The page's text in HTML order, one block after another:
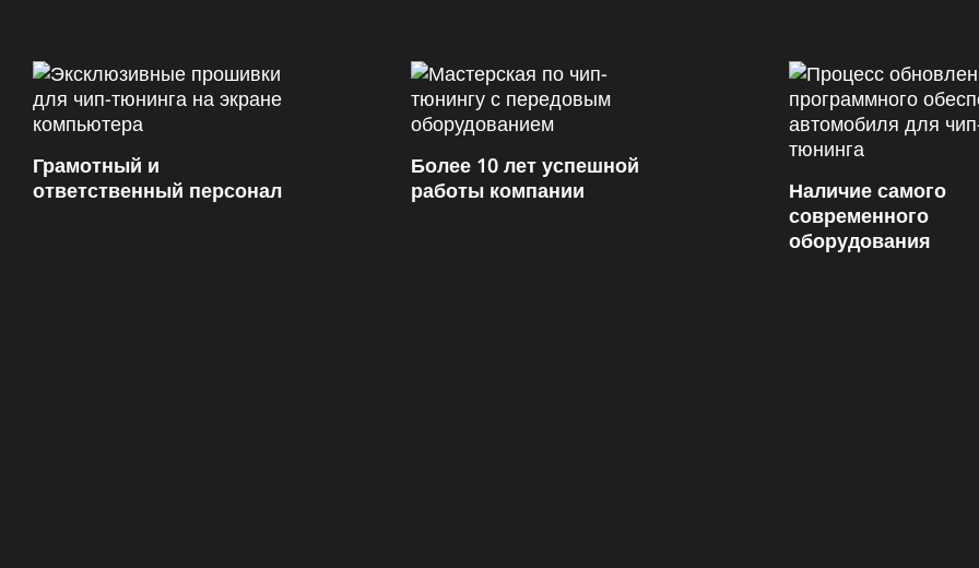
Грамотный и
ответственный персонал
Более 10 лет успешной
работы компании
Наличие самого
современного
оборудования